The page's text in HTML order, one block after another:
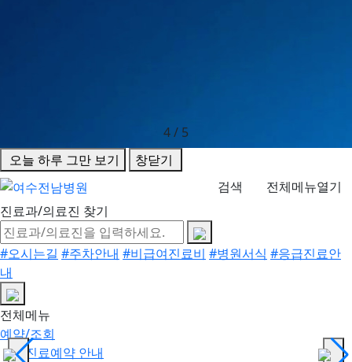
4/ 5
오늘 하루 그만 보기
창닫기
검색
전체메뉴열기
진료과/의료진 찾기
#오시는길 #주차안내 #비급여진료비 #병원서식 #응급진료안
내
전체메뉴
예약/조회
진료예약 안내